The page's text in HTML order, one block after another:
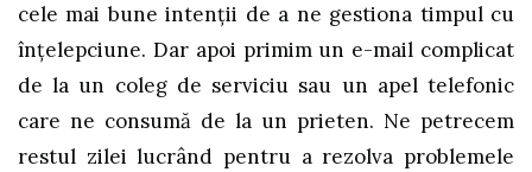
cele mai bune intenții de a ne gestiona timpul cu
înțelepciune. Dar apoi primim un e-mail complicat
de la un coleg de serviciu sau un apel telefonic
care ne consumă de la un prieten. Ne petrecem
restul zilei lucrând pentru a rezolva problemele